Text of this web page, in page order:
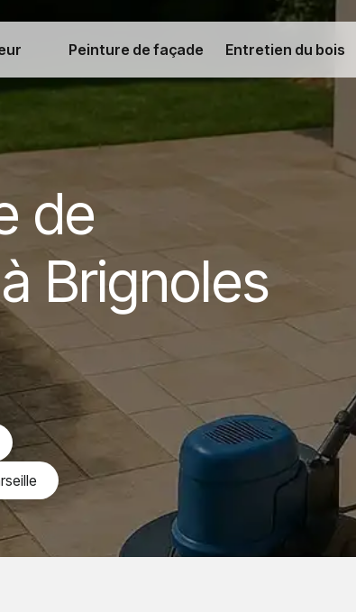
Peinture de façade Entretien du bois
de
Brignoles